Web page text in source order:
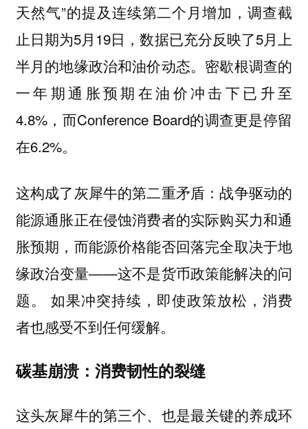
天然气”的提及连续第二个月增加，调查截
止日期为5月19日，数据已充分反映了5月上
半月的地缘政治和油价动态。密歇根调查的
一年期通胀预期在油价冲击下已升至
4.8%，而Conference Board的调查更是停留
在6.2%。
这构成了灰犀牛的第二重矛盾 ：战争驱动的
能源通胀正在侵蚀消费者的实际购买力和通
胀预期，而能源价格能否回落完全取决于地
缘政治变量——这不是货币政策能解决的问
题。 如果冲突持续，即使政策放松，消费
者也感受不到任何缓解。
碳基崩溃：消费韧性的裂缝
这头灰犀牛的第三个、也是最关键的养成环